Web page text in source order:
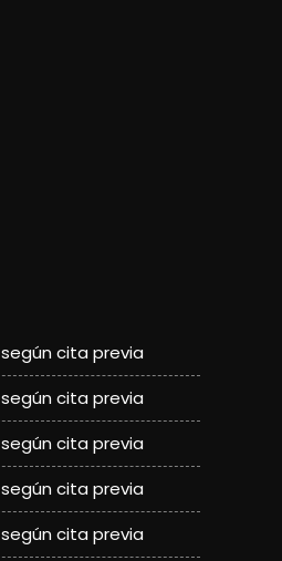
según cita previa
según cita previa
según cita previa
según cita previa
según cita previa